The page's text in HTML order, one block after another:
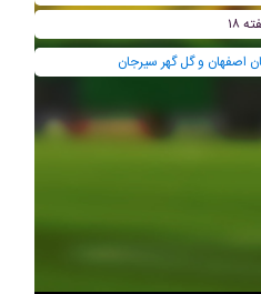
۱۸
اصفهان و گل گهر سیرجان